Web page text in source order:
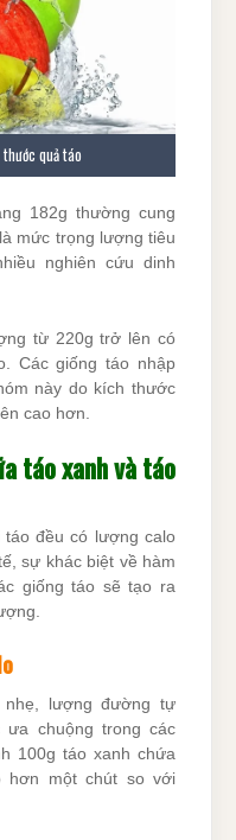
quả táo
182g thường cung
mức trọng lượng tiêu
nghiên cứu dinh
từ 220g trở lên có
Các giống táo nhập
này do kích thước
cao hơn.
táo xanh và táo
táo đều có lượng calo
sự khác biệt về hàm
giống táo sẽ tạo ra
lượng đường tự
chuộng trong các
100g táo xanh chứa
hơn một chút so với